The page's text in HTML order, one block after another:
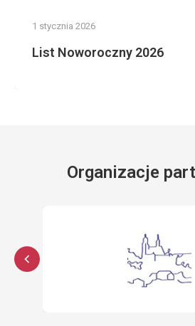
1 stycznia 2026
List Noworoczny 2026
Organizacje